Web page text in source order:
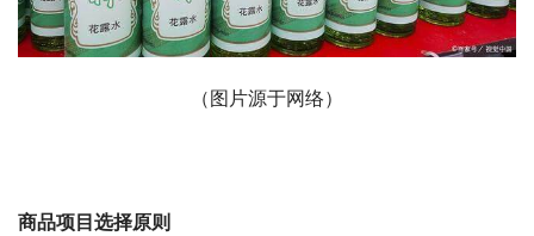
（图片源于网络）
商品项目选择原则